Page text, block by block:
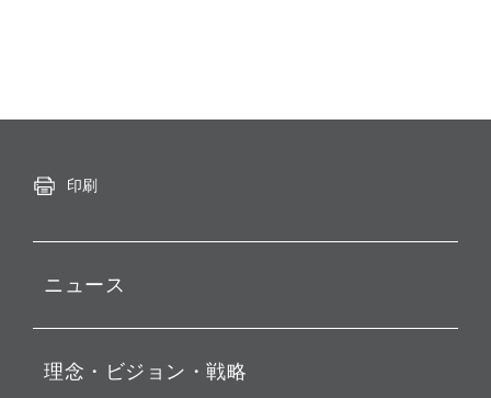
印刷
ニュース
お知らせ
理念・ビジョン・戦略